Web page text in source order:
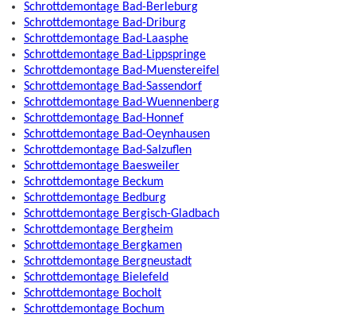
Schrottdemontage Bad-Berleburg
Schrottdemontage Bad-Driburg
Schrottdemontage Bad-Laasphe
Schrottdemontage Bad-Lippspringe
Schrottdemontage Bad-Muenstereifel
Schrottdemontage Bad-Sassendorf
Schrottdemontage Bad-Wuennenberg
Schrottdemontage Bad-Honnef
Schrottdemontage Bad-Oeynhausen
Schrottdemontage Bad-Salzuflen
Schrottdemontage Baesweiler
Schrottdemontage Beckum
Schrottdemontage Bedburg
Schrottdemontage Bergisch-Gladbach
Schrottdemontage Bergheim
Schrottdemontage Bergkamen
Schrottdemontage Bergneustadt
Schrottdemontage Bielefeld
Schrottdemontage Bocholt
Schrottdemontage Bochum